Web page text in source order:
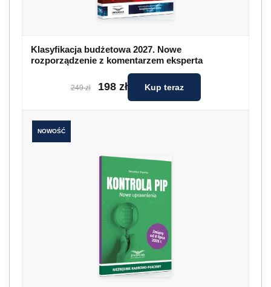
Klasyfikacja budżetowa 2027. Nowe
rozporządzenie z komentarzem eksperta
249 zł 198 zł Kup teraz
NOWOŚĆ